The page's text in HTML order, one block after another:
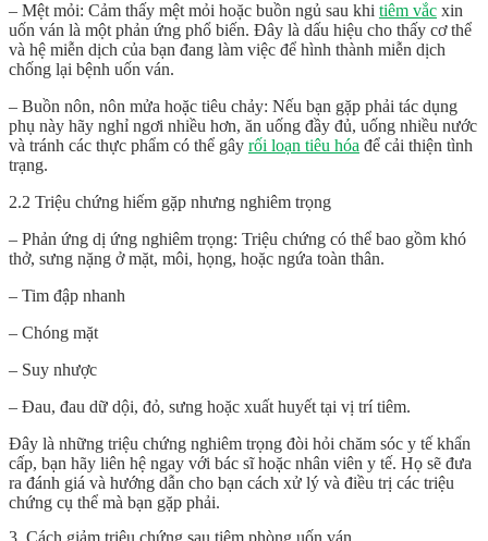
– Mệt mỏi: Cảm thấy mệt mỏi hoặc buồn ngủ sau khi tiêm vắc xin
uốn ván là một phản ứng phổ biến. Đây là dấu hiệu cho thấy cơ thể
và hệ miễn dịch của bạn đang làm việc để hình thành miễn dịch
chống lại bệnh uốn ván.
– Buồn nôn, nôn mửa hoặc tiêu chảy: Nếu bạn gặp phải tác dụng
phụ này hãy nghỉ ngơi nhiều hơn, ăn uống đầy đủ, uống nhiều nước
và tránh các thực phẩm có thể gây rối loạn tiêu hóa để cải thiện tình
trạng.
2.2 Triệu chứng hiếm gặp nhưng nghiêm trọng
– Phản ứng dị ứng nghiêm trọng: Triệu chứng có thể bao gồm khó
thở, sưng nặng ở mặt, môi, họng, hoặc ngứa toàn thân.
– Tim đập nhanh
– Chóng mặt
– Suy nhược
– Đau, đau dữ dội, đỏ, sưng hoặc xuất huyết tại vị trí tiêm.
Đây là những triệu chứng nghiêm trọng đòi hỏi chăm sóc y tế khẩn
cấp, bạn hãy liên hệ ngay với bác sĩ hoặc nhân viên y tế. Họ sẽ đưa
ra đánh giá và hướng dẫn cho bạn cách xử lý và điều trị các triệu
chứng cụ thể mà bạn gặp phải.
3. Cách giảm triệu chứng sau tiêm phòng uốn ván